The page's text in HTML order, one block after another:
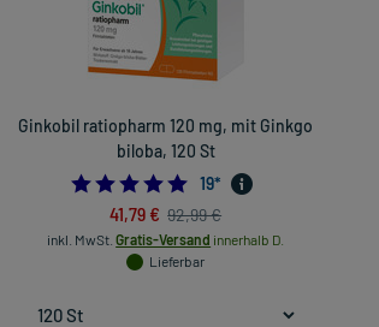
Ginkobil ratiopharm 120 mg, mit Ginkgo
biloba, 120 St
4.7894736842105265
19*
41,79 € 92,99 €
inkl. MwSt. Gratis-Versand innerhalb D.
Lieferbar